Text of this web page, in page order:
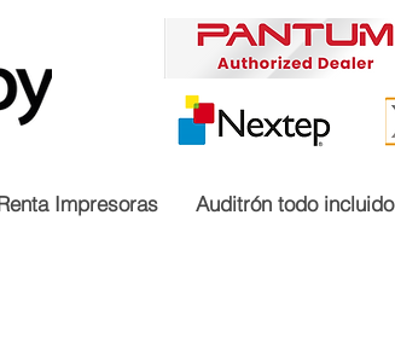
Impresoras Auditrón todo incluido